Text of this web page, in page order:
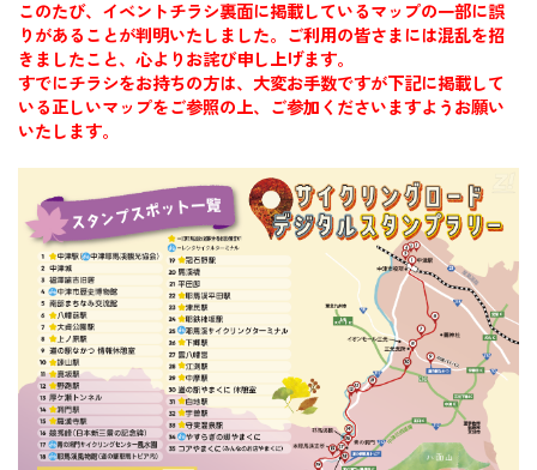
このたび、イベントチラシ裏面に掲載しているマップの一部に誤
りがあることが判明いたしました。ご利用の皆さまには混乱を招
きましたこと、心よりお詫び申し上げます。
すでにチラシをお持ちの方は、大変お手数ですが下記に掲載して
いる正しいマップをご参照の上、ご参加くださいますようお願い
いたします。